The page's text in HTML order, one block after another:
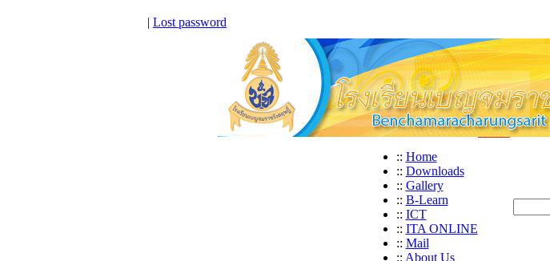
| Lost password
:: Home
:: Downloads
:: Gallery
:: B-Learn
:: ICT
:: ITA ONLINE
:: Mail
:: About Us